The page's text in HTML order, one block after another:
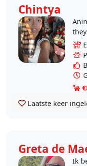
Chintya
Laatste keer
Greta de
Ik